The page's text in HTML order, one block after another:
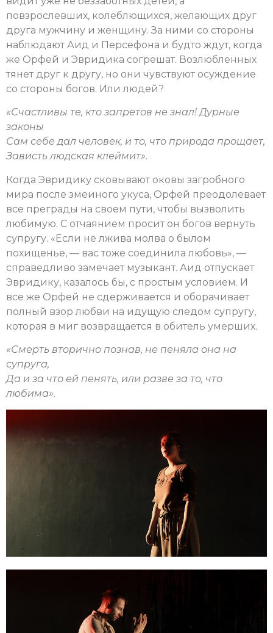
повзрослевших, колеблющихся, желающих друг
друга мужчину и женщину. За ними со стороны
наблюдают Аид и Персефона и будто ждут, когда
же Орфей и Эвридика согрешат. Возлюбленных
тянет друг к другу, но они чувствуют осуждение
со стороны богов. Или людей?
«Счастливы те, кто запретов не знал! Дурные
законы
Сам себе дал человек, и то, что природа прощает,
Зависть людская клеймит».
Когда Эвридику сковывают оковы загробного
мира после змеиного укуса, Орфей преодолевает
все преграды на своем пути, чтобы вызволить
любимую. С отчаянием просит он богов вернуть
супругу. «Если не лжива молва о былом
похищенье, — вас тоже соединила любовь», —
справедливо замечает музыкант. Аид отпускает
Эвридику, казалось бы, с простым условием. И
все же Орфей не сдерживается и оборачивает
полный взор любви на идущую следом супругу,
которая в миг возвращается в обитель умерших.
«Смерть вторично познав, не пеняла она на
супруга,
Да и за что ей пенять, или разве за то, что
любима».